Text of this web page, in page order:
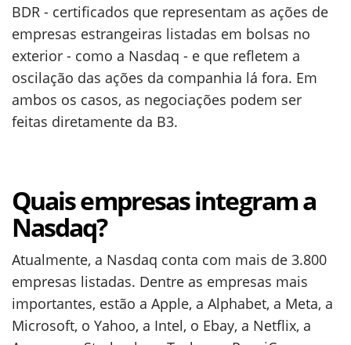
BDR - certificados que representam as ações de
empresas estrangeiras listadas em bolsas no
exterior - como a Nasdaq - e que refletem a
oscilação das ações da companhia lá fora. Em
ambos os casos, as negociações podem ser
feitas diretamente da B3.
Quais empresas integram a
Nasdaq?
Atualmente, a Nasdaq conta com mais de 3.800
empresas listadas. Dentre as empresas mais
importantes, estão a Apple, a Alphabet, a Meta, a
Microsoft, o Yahoo, a Intel, o Ebay, a Netflix, a